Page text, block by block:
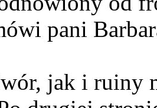
pani
jak i ruiny